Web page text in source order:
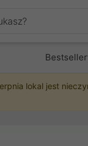
lokal jest